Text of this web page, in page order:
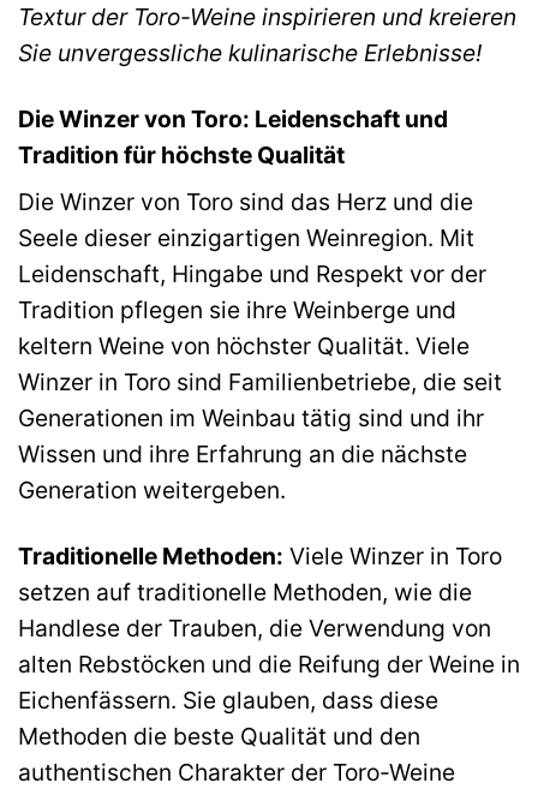
Textur der Toro-Weine inspirieren und kreieren
Sie unvergessliche kulinarische Erlebnisse!
Die Winzer von Toro: Leidenschaft und
Tradition für höchste Qualität
Die Winzer von Toro sind das Herz und die
Seele dieser einzigartigen Weinregion. Mit
Leidenschaft, Hingabe und Respekt vor der
Tradition pflegen sie ihre Weinberge und
keltern Weine von höchster Qualität. Viele
Winzer in Toro sind Familienbetriebe, die seit
Generationen im Weinbau tätig sind und ihr
Wissen und ihre Erfahrung an die nächste
Generation weitergeben.
Traditionelle Methoden: Viele Winzer in Toro
setzen auf traditionelle Methoden, wie die
Handlese der Trauben, die Verwendung von
alten Rebstöcken und die Reifung der Weine in
Eichenfässern. Sie glauben, dass diese
Methoden die beste Qualität und den
authentischen Charakter der Toro-Weine